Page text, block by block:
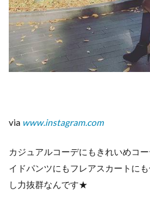
via www.instagram.com
カジュアルコーデにもきれいめコ
イドパンツにもフレアスカートに
し力抜群なんです★